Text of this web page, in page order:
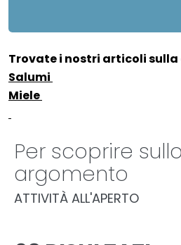
Trovate i nostri articoli
Salumi
Miele
Per scoprire
argomento
ATTIVITÀ ALL'APERTO